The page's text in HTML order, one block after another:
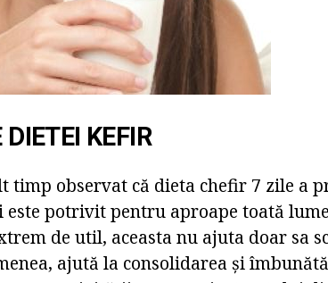
KEFIR
timp observat că dieta chefir 7 zile a
este potrivit pentru aproape toată
de util, aceasta nu ajuta doar sa
ajută la consolidarea și